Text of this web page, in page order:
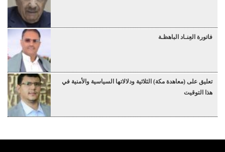
فاتورة العِنـاد الباهظـة
تعليق على (معاهدة مكة) الثلاثية ودلالاتها السياسية والأمنية في
هذا التوقيت